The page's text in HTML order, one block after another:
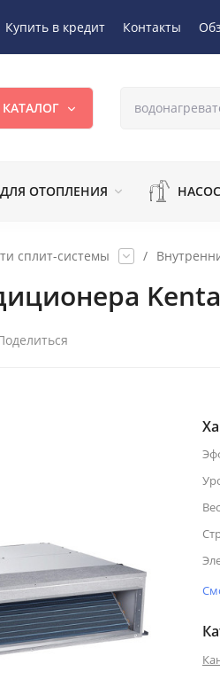
Купить в кредит Контакты
КАТАЛОГ
ДЛЯ ОТОПЛЕНИЯ
сплит-системы /